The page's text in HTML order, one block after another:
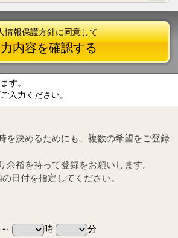
情報保護方針に同意して
内容を確認する
す。
入力ください。
を決めるためにも、複数の希望をご登録
裕を持って登録をお願いします。
日付を指定してください。
時
分